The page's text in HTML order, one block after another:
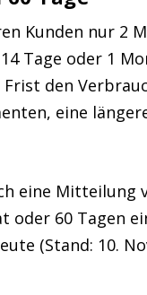
Kunden nur 2
Tage oder 1
Frist den
eine
eine Mitteilung
oder 60 Tagen
(Stand: 10.